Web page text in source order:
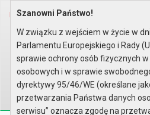
Home Organy Rada Miejska
Rok 2020 - posiedzenia
Lista obecności
A A
Szanowni Państwo!
W związku z wejściem w życie w
Parlamentu Europejskiego i Rady
sprawie ochrony osób fizycznych
osobowych i w sprawie
dyrektywy 95/46/WE (określane
przetwarzania Państwa danych
serwisu” oznacza zgodę na